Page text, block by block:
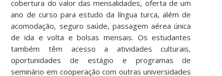
cobertura do valor das mensalidades, oferta de um
ano de curso para estudo da língua turca, além de
acomodação, seguro saúde, passagem aérea única
de ida e volta e bolsas mensais. Os estudantes
também têm acesso a atividades culturais,
oportunidades de estágio e programas de
seminário em cooperação com outras universidades